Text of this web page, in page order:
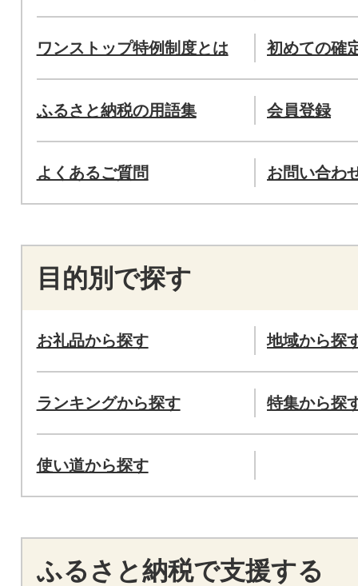
ワンストップ特例制度とは 初めての確
ふるさと納税の用語集 会員登録
よくあるご質問 お問い合わ
目的別で探す
お礼品から探す 地域から探
ランキングから探す 特集から探
使い道から探す
ふるさと納税で支援する